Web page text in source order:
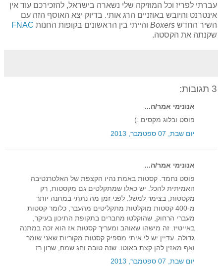
עברתי לפריז וכל המוזיקה שלי נשארה בישראל, להזכירכם עוד אין
אינטרנט והיובש באוזניים הרג אותי. בדיוק יצא האוסף הזה עם
השיר החדש Boxers והייתי בין הראשונים בקופות החנות FNAC
שקנתה את הקסטה.
3 תגובות:
אנונימי אמר/ה...
פוסט ובלוג מקסים :)
יום שבת, 07 ספטמבר, 2013
אנונימי אמר/ה...
פוסט נחמד. קסטות באמת נהיו הקצפת של האלטרנטיבה
האמיתית להכל. יש כאלו שמתקלטים גם מקסטות, רק
מקסטות, בצימר למשל. לפני זמן מה נתתי במתנה יותר
מ-400 קסטות מוקלטות מתקליטים מהעבר, כלומר קסטות
מעברי הרחוק, שהוקלטו מחברים בתקופת התיכון בעיקר,
באייטיז. זה מישהו שאוהב ומעריך קסטות אז הוא זכה במתנה
גדולה. עדיין יש לי איתי מספיק קסטות מקוריות שאני שומר
ואף מאזין להן קצת באוטו. שנה טובה וחג שמח, שרון רז
יום שבת, 07 ספטמבר, 2013